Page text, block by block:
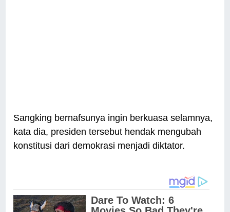
Sangking bernafsunya ingin berkuasa selamnya,
kata dia, presiden tersebut hendak mengubah
konstitusi dari demokrasi menjadi diktator.